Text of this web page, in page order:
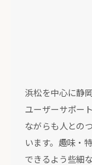
浜松を中心に静
ユーザーサポー
ながらも人との
います。趣味・
できるよう些細